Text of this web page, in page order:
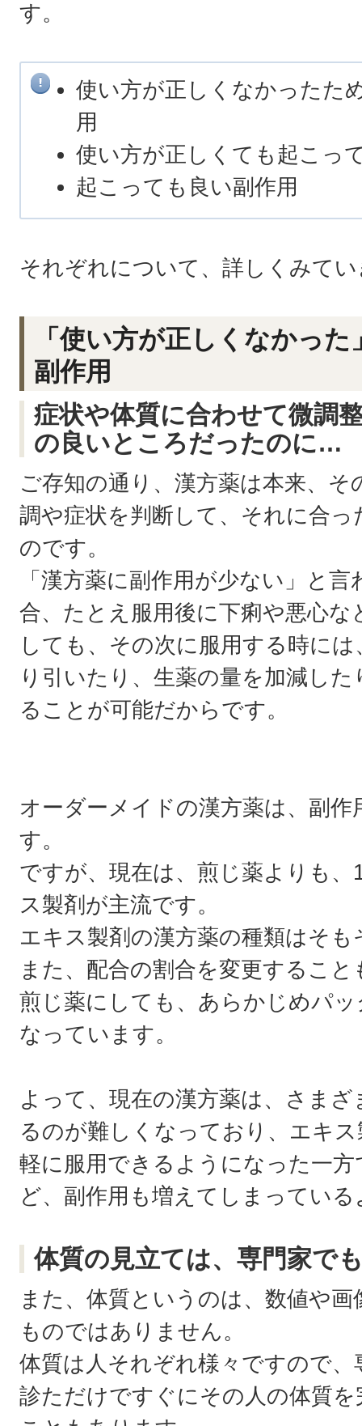
す。
使い方が正しくなかったた
用
使い方が正しくても起こっ
起こっても良い副作用
それぞれについて、詳しくみて
「使い方が正しくなかっ
副作用
症状や体質に合わせて微調
の良いところだったのに…
ご存知の通り、漢方薬は本来、
調や症状を判断して、それに合
のです。
「漢方薬に副作用が少ない」と
合、たとえ服用後に下痢や悪心
しても、その次に服用する時に
り引いたり、生薬の量を加減し
ることが可能だからです。
オーダーメイドの漢方薬は、副
す。
ですが、現在は、煎じ薬よりも
ス製剤が主流です。
エキス製剤の漢方薬の種類はそ
また、配合の割合を変更するこ
煎じ薬にしても、あらかじめパ
なっています。
よって、現在の漢方薬は、さま
るのが難しくなっており、エキ
軽に服用できるようになった一
ど、副作用も増えてしまってい
体質の見立ては、専門家で
また、体質というのは、数値や
ものではありません。
体質は人それぞれ様々ですので
診ただけですぐにその人の体質